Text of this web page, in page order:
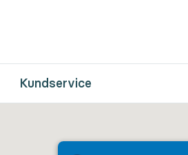
Kundservice